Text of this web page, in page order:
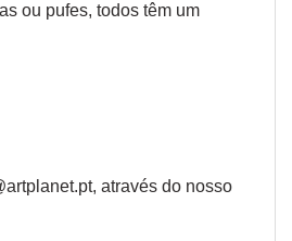
ou pufes, todos têm um
através do nosso